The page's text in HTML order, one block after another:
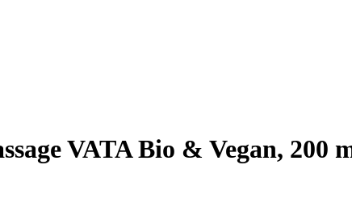
VATA Bio & Vegan, 200